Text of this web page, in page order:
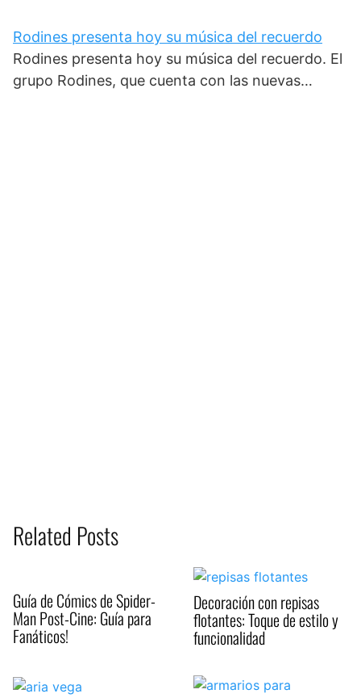
Rodines presenta hoy su música del recuerdo
Rodines presenta hoy su música del recuerdo. El
grupo Rodines, que cuenta con las nuevas…
Related Posts
Guía de Cómics de Spider-
Man Post-Cine: Guía para
Fanáticos!
Decoración con repisas
flotantes: Toque de estilo y
funcionalidad